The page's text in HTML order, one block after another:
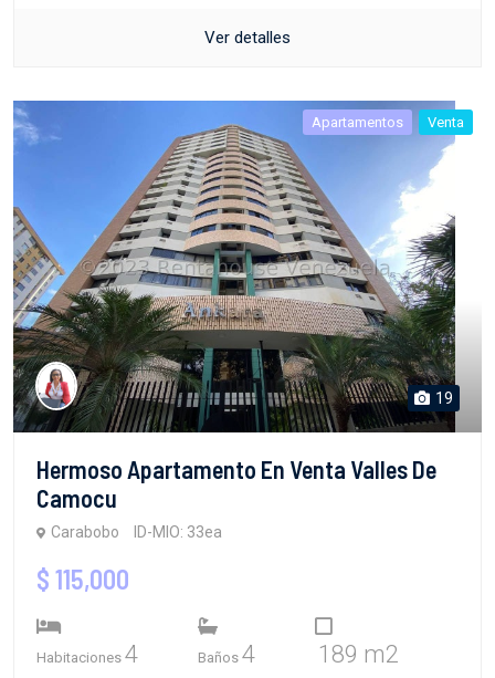
Ver detalles
Apartamentos Venta
19
Hermoso Apartamento En Venta Valles De
Camocu
Carabobo ID-MIO: 33ea
$ 115,000
Habitaciones 4 Baños 4 189 m2